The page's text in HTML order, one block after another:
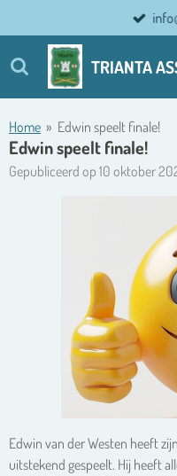
direct
naar
hoofdinhoud
TRIANTA
Home » Edwin speelt finale!
Edwin speelt finale!
Gepubliceerd op 10 oktober
Edwin van der Westen heeft
uitstekend gespeelt. Hij heeft